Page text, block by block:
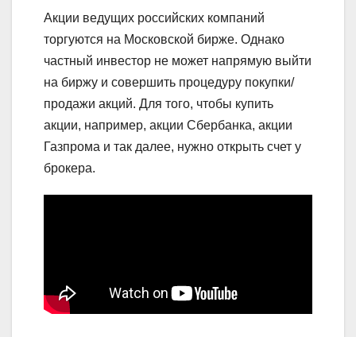
Акции ведущих российских компаний
торгуются на Московской бирже. Однако
частный инвестор не может напрямую выйти
на биржу и совершить процедуру покупки/
продажи акций. Для того, чтобы купить
акции, например, акции Сбербанка, акции
Газпрома и так далее, нужно открыть счет у
брокера.